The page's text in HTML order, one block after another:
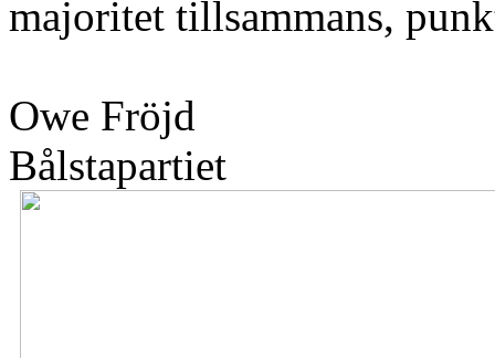
majoritet tillsammans,
Owe Fröjd
Bålstapartiet